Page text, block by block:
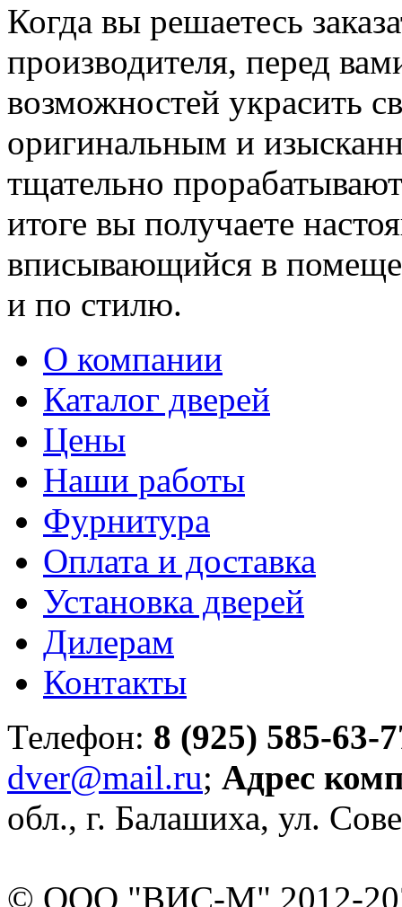
Когда вы решаетесь
производителя, перед
возможностей украсить
оригинальным и
тщательно
итоге вы получаете
вписывающийся в
и по стилю.
О компании
Каталог дверей
Цены
Наши работы
Фурнитура
Оплата и доставка
Установка дверей
Дилерам
Контакты
Телефон: 8 (925) 585-63-
dver@mail.ru; Адрес
обл., г. Балашиха, ул.
© ООО "ВИС-М" 2012-